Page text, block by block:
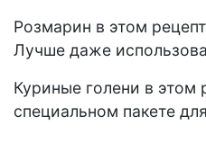
Розмарин в этом
Лучше даже
Куриные голени в этом
специальном пакете